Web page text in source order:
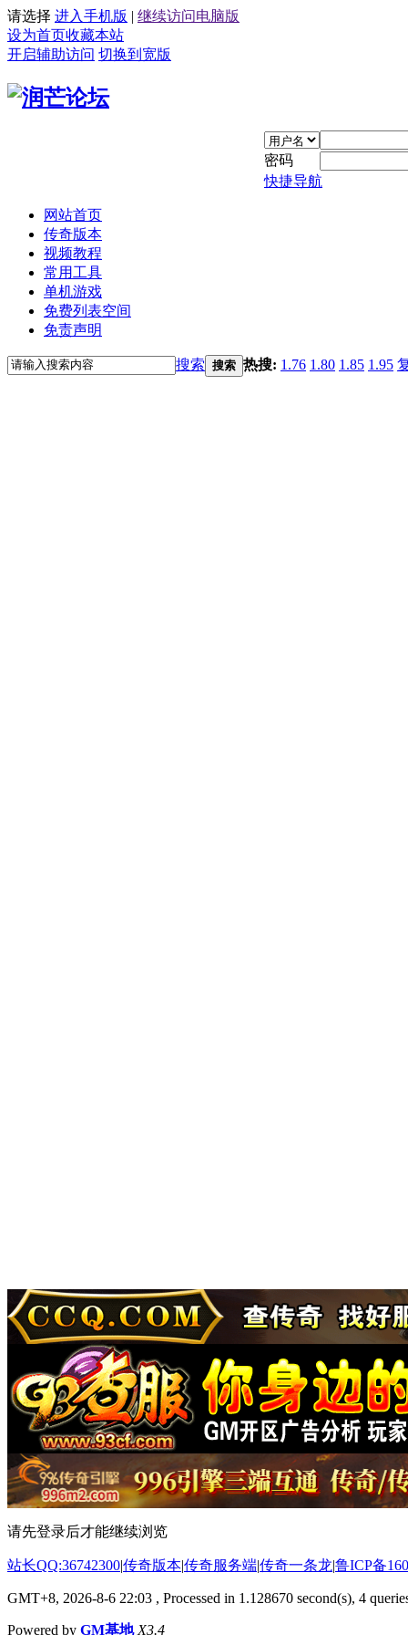
请选择 进入手机版 | 继续访问电脑版
设为首页收藏本站
开启辅助访问 切换到宽版
密码
快捷导航
网站首页
传奇版本
视频教程
常用工具
单机游戏
免费列表空间
免责声明
搜索 搜索 热搜: 1.76 1.80 1.85 1.95
请先登录后才能继续浏览
站长QQ:36742300|传奇版本|传奇服务端|传奇一条龙|鲁ICP备
GMT+8, 2026-8-6 22:03 , Processed in 1.128670 second(s), 4
Powered by GM基地 X3.4